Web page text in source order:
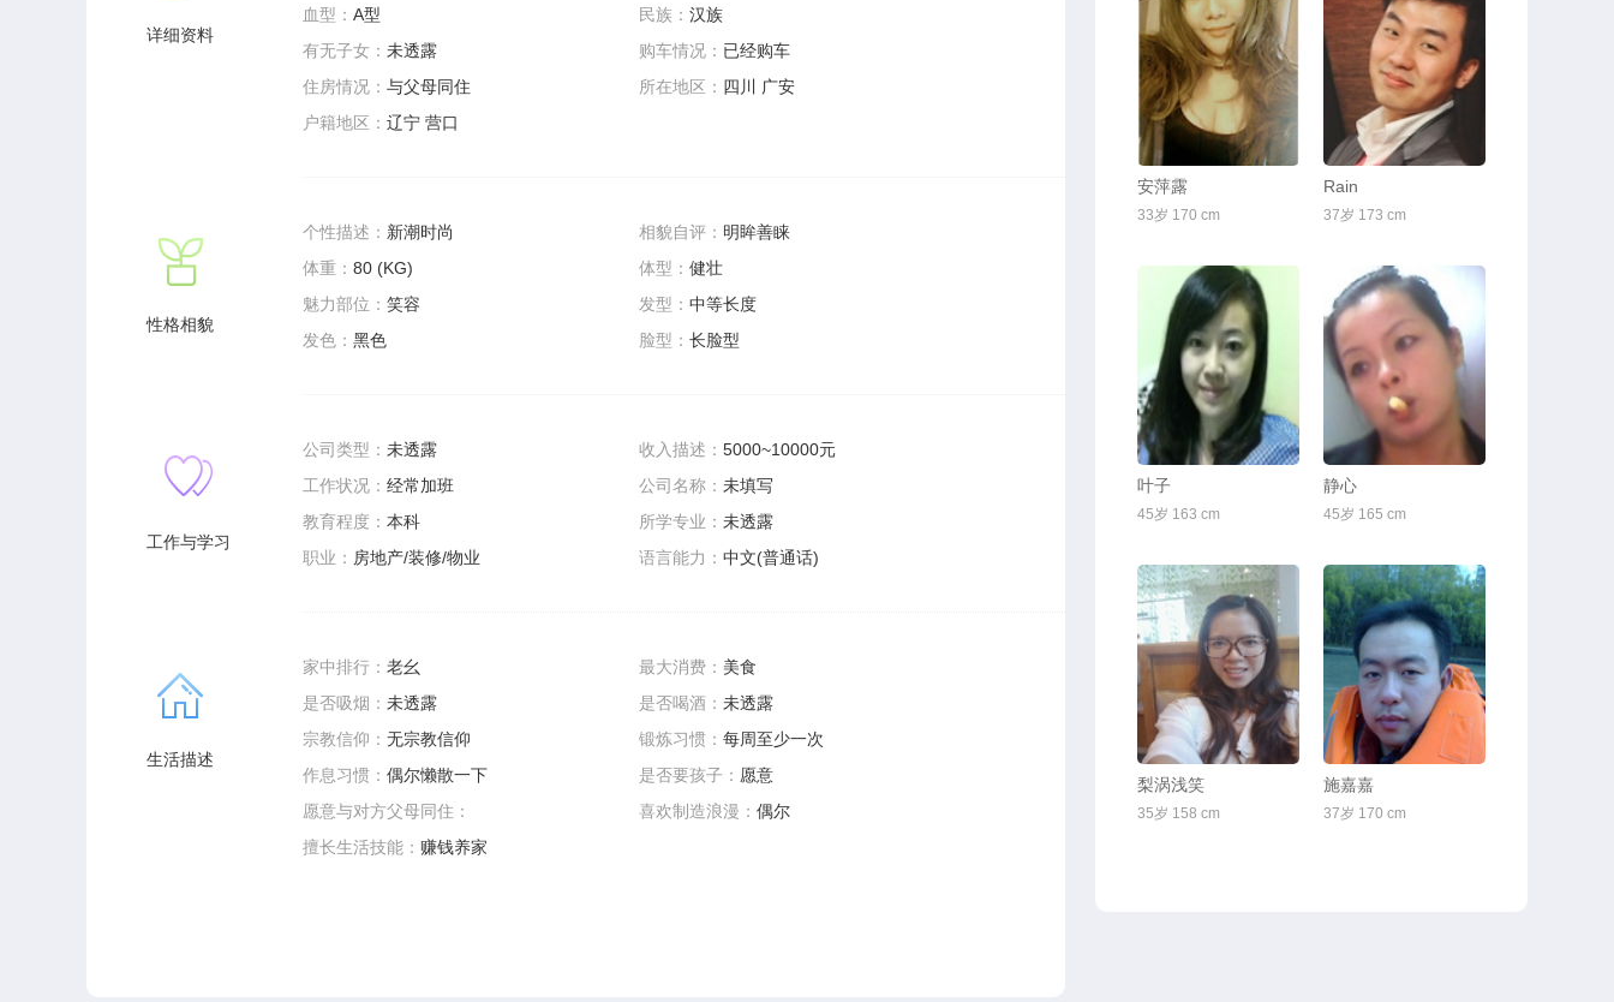
详细资料
血型： A型 民族： 汉族
有无子女： 未透露 购车情况： 已经购车
住房情况： 与父母同住 所在地区： 四川 广安
户籍地区： 辽宁 营口
性格相貌
个性描述： 新潮时尚 相貌自评： 明眸善睐
体重： 80 (KG) 体型： 健壮
魅力部位： 笑容 发型： 中等长度
发色： 黑色 脸型： 长脸型
工作与学习
公司类型： 未透露 收入描述： 5000~10000元
工作状况： 经常加班 公司名称： 未填写
教育程度： 本科 所学专业： 未透露
职业： 房地产/装修/物业 语言能力： 中文(普通话)
生活描述
家中排行： 老幺 最大消费： 美食
是否吸烟： 未透露 是否喝酒： 未透露
宗教信仰： 无宗教信仰 锻炼习惯： 每周至少一次
作息习惯： 偶尔懒散一下 是否要孩子： 愿意
愿意与对方父母同住：
喜欢制造浪漫： 偶尔
擅长生活技能： 赚钱养家
安萍露
33岁 170 cm
Rain
37岁 173 cm
叶子
45岁 163 cm
静心
45岁 165 cm
梨涡浅笑
35岁 158 cm
施嘉嘉
37岁 170 cm